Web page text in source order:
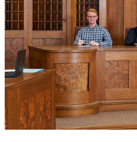
Klagen in bürgerlichen
10. Aug. 2026, 09:30 Uhr
Gütetermin
Klagen in bürgerlichen
10. Aug. 2026, 09:45 Uhr
Gütetermin
Klagen in bürgerlichen
10. Aug. 2026, 10:00 Uhr
Gütetermin
Klagen in bürgerlichen
Letzte Aktualisierung:
Heute, 13:25 Uhr